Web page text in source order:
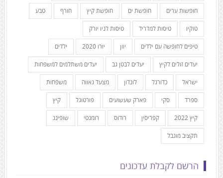
חופשות ערים חופשת ים חופשת קיץ חורף טבע
טוקיו טיסות למדריד טיסות לניו יורק
טיפים לחופשה עם ילדים יוון יורו 2020 ילדים
יעדים זולים לקיץ יעדים לבטן גב יעדים משתלמים למשפחות
ישראל כדורגל לונדון מצעד גאווה משפחות
ספרד סקי פארק שעשועים פורטוגל קיץ
קיץ 2022 קפריסין רודוס רומנטי שופינג
תקציב מוגבל
הרשם לקבלת עדכונים